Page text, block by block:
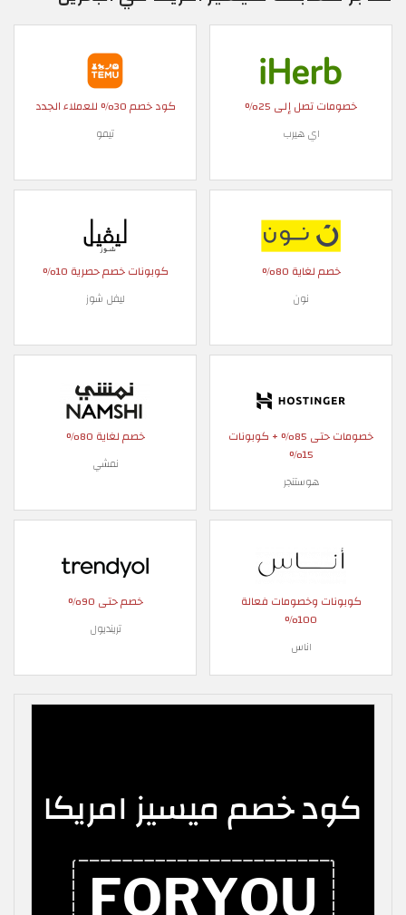
خصومات تصل إلى 25%
اي هيرب
كود خصم 30% للعملاء الجدد
تيمو
خصم لغاية 80%
نون
كوبونات خصم حصرية 10%
ليفل شوز
خصومات حتى 85% + كوبونات
15%
هوستنجر
خصم لغاية 80%
نمشي
كوبونات وخصومات فعالة
100%
اناس
خصم حتى 90%
ترينديول